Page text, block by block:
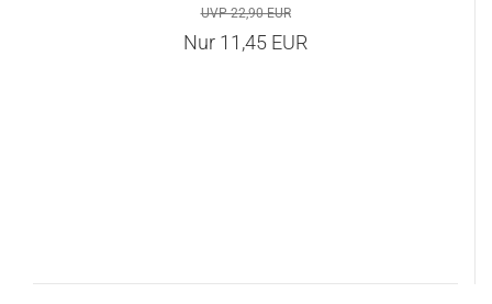
UVP 22,90 EUR
Nur 11,45 EUR